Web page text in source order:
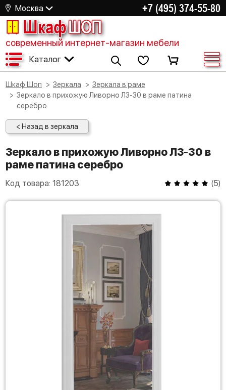
Москва +7 (495) 374-55-80
ШкафШОП
современный интернет-магазин мебели
Каталог
Шкаф Шоп Зеркала
Зеркала в раме
Зеркало в прихожую Ливорно ЛЗ-30 в раме патина
серебро
< Назад в зеркала
Зеркало в прихожую Ливорно ЛЗ-30 в
раме патина серебро
Код товара: 181203 (5)